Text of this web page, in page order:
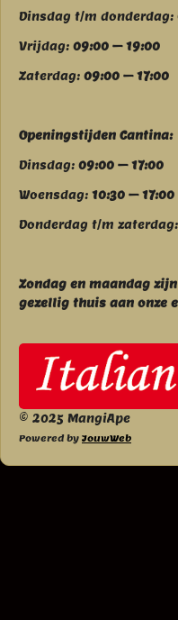
Dinsdag t/m donderdag:
Vrijdag: 09:00 – 19:00
Zaterdag: 09:00 – 17:00
Openingstijden Cantina:
Dinsdag: 09:00 – 17:00
Woensdag: 10:30 – 17:00
Donderdag t/m zaterdag:
Zondag en maandag
gezellig thuis aan onze
© 2025 MangiApe
Powered by JouwWeb